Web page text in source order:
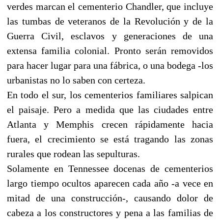
verdes marcan el cementerio Chandler, que incluye
las tumbas de veteranos de la Revolución y de la
Guerra Civil, esclavos y generaciones de una
extensa familia colonial. Pronto serán removidos
para hacer lugar para una fábrica, o una bodega -los
urbanistas no lo saben con certeza.
En todo el sur, los cementerios familiares salpican
el paisaje. Pero a medida que las ciudades entre
Atlanta y Memphis crecen rápidamente hacia
fuera, el crecimiento se está tragando las zonas
rurales que rodean las sepulturas.
Solamente en Tennessee docenas de cementerios
largo tiempo ocultos aparecen cada año -a vece en
mitad de una construcción-, causando dolor de
cabeza a los constructores y pena a las familias de